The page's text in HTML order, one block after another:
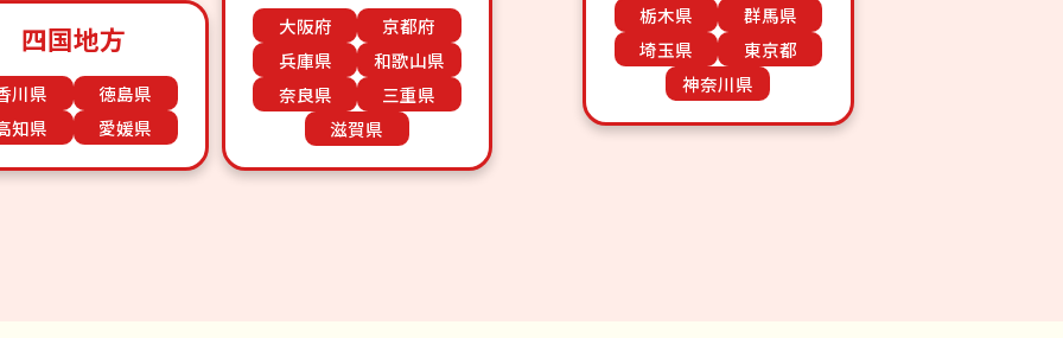
栃木県
群馬県
埼玉県
東京都
神奈川県
大阪府
京都府
兵庫県
和歌山県
奈良県
三重県
滋賀県
四国地方
川県
徳島県
知県
愛媛県